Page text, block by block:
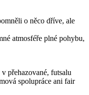
o něco dříve, ale
atmosféře plné pohybu,
přehazované, futsalu
spolupráce ani fair